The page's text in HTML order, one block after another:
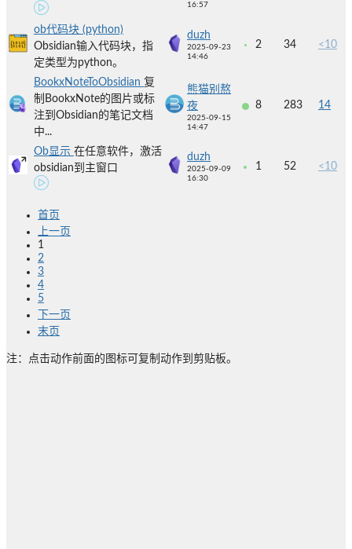
16:57
ob代码块 (python)
Obsidian输入代码块，指
定类型为python。
duzh
2025-09-23
14:46
2 34 <10
BookxNoteToObsidian 复
制BookxNote的图片或标
注到Obsidian的笔记文档
中...
熊猫别熬
夜
2025-09-15
14:47
8 283 14
Ob显示 在任意软件，激活
obsidian到主窗口
duzh
2025-09-09
16:30
1 52 <10
首页
上一页
1
2
3
4
5
下一页
末页
注：点击动作前面的图标可复制动作到剪贴板。